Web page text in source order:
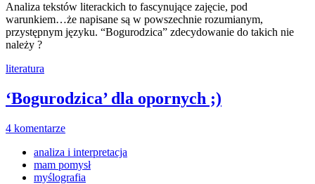
Analiza tekstów literackich to fascynujące zajęcie, pod
warunkiem…że napisane są w powszechnie rozumianym,
przystępnym języku. “Bogurodzica” zdecydowanie do takich nie
należy ?
literatura
‘Bogurodzica’ dla opornych ;)
4 komentarze
analiza i interpretacja
mam pomysł
myślografia